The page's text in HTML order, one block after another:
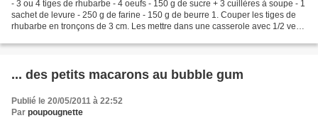
- 3 ou 4 tiges de rhubarbe - 4 oeufs - 150 g de sucre + 3 cuillères à soupe - 1
sachet de levure - 250 g de farine - 150 g de beurre 1. Couper les tiges de
rhubarbe en tronçons de 3 cm. Les mettre dans une casserole avec 1/2 verre
... des petits macarons au bubble gum
Publié le 20/05/2011 à 22:52
Par poupougnette